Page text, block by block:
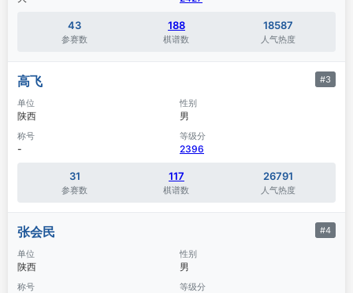
43
参赛数
188
棋谱数
18587
人气热度
高飞 #3
单位
陕西
性别
男
称号
-
等级分
2396
31
参赛数
117
棋谱数
26791
人气热度
张会民 #4
单位
陕西
性别
男
称号 等级分